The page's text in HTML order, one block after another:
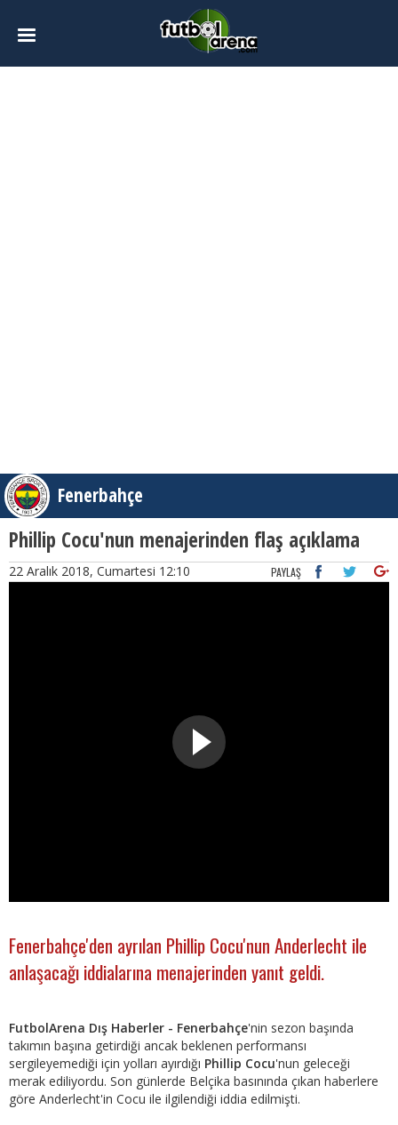
Fenerbahçe
Phillip Cocu'nun menajerinden flaş açıklama
22 Aralık 2018, Cumartesi 12:10 PAYLAŞ
Fenerbahçe'den ayrılan Phillip Cocu'nun Anderlecht ile
anlaşacağı iddialarına menajerinden yanıt geldi.
FutbolArena Dış Haberler - Fenerbahçe'nin sezon başında
takımın başına getirdiği ancak beklenen performansı
sergileyemediği için yolları ayırdığı Phillip Cocu'nun geleceği
merak ediliyordu. Son günlerde Belçika basınında çıkan haberlere
göre Anderlecht'in Cocu ile ilgilendiği iddia edilmişti.